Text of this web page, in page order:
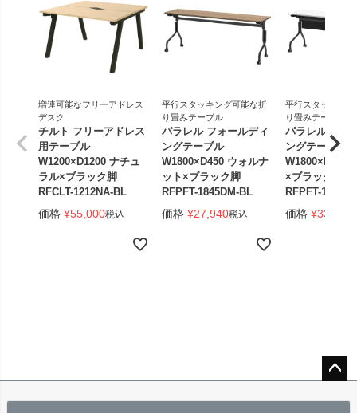
増連可能なフリーアドレス
デスク
チルト フリーアドレス
用テーブル
W1200×D1200 ナチュ
ラル×ブラック脚
RFCLT-1212NA-BL
価格 ¥55,000税込
平行スタッキング可能な折
り畳みテーブル
パラレル フォールディ
ングテーブル
W1800×D450 ウォルナ
ット×ブラック脚
RFPFT-1845DM-BL
価格 ¥27,940税込
平行スタッキン
り畳みテーブル
パラレル フォ
ングテーブル
W1800×D450
×ブラック脚
RFPFT-
価格 ¥33,440